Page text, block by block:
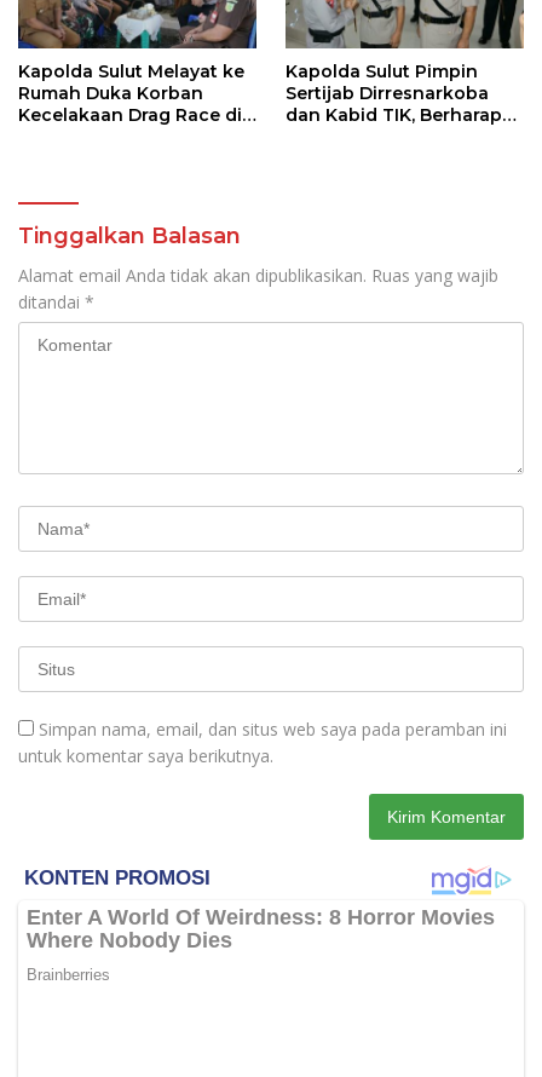
Kapolda Sulut Melayat ke
Rumah Duka Korban
Kecelakaan Drag Race di
Kapolda Sulut Pimpin
Sertijab Dirresnarkoba
dan Kabid TIK, Berharap
Tinggalkan Balasan
Alamat email Anda tidak akan dipublikasikan. Ruas yang wajib
ditandai *
Simpan nama, email, dan situs web saya pada peramban ini
untuk komentar saya berikutnya.